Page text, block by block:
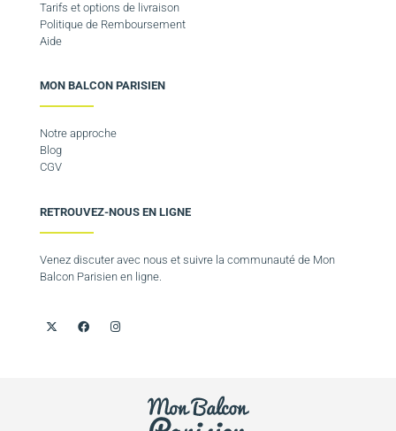
Tarifs et options de livraison
Politique de Remboursement
Aide
MON BALCON PARISIEN
Notre approche
Blog
CGV
RETROUVEZ-NOUS EN LIGNE
Venez discuter avec nous et suivre la communauté de Mon
Balcon Parisien en ligne.